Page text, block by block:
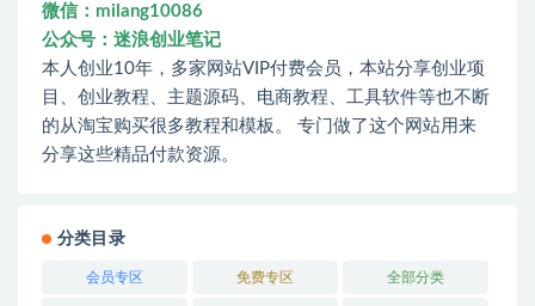
微信：milang10086
公众号：迷浪创业笔记
本人创业10年，多家网站VIP付费会员，本站分享创业项
目、创业教程、主题源码、电商教程、工具软件等也不断
的从淘宝购买很多教程和模板。 专门做了这个网站用来
分享这些精品付款资源。
分类目录
会员专区 免费专区 全部分类